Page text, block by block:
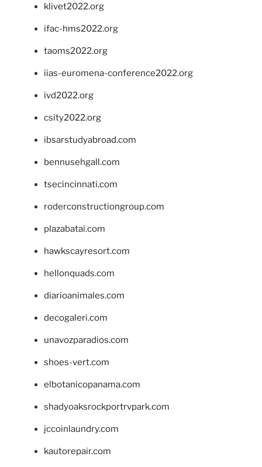
klivet2022.org
ifac-hms2022.org
taoms2022.org
iias-euromena-conference2022.org
ivd2022.org
csity2022.org
ibsarstudyabroad.com
bennusehgall.com
tsecincinnati.com
roderconstructiongroup.com
plazabatai.com
hawkscayresort.com
hellonquads.com
diarioanimales.com
decogaleri.com
unavozparadios.com
shoes-vert.com
elbotanicopanama.com
shadyoaksrockportrvpark.com
jccoinlaundry.com
kautorepair.com